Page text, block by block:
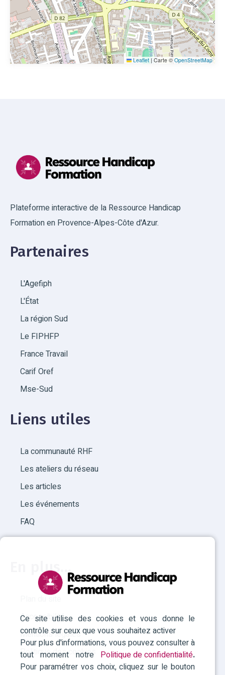
Ce site utilise des cookies et vous donne le
contrôle sur ceux que vous souhaitez activer
Pour plus d'informations, vous pouvez consulter à
tout moment notre Politique de confidentialité.
Pour paramétrer vos choix, cliquez sur le bouton
Leaflet |Carte ©OpenStreetMap
Plateforme interactive de la Ressource Handicap
Formation en Provence-Alpes-Côte d'Azur.
Partenaires
L'Agefiph
L'État
La région Sud
Le FIPHFP
France Travail
Carif Oref
Mse-Sud
Liens utiles
La communauté RHF
Les ateliers du réseau
Les articles
Les événements
FAQ
En plus...
Plan du site
Accessibilité
Mentions légales
Politique des cookies